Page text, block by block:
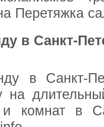
Перетяжка
в Санкт-
в Санкт-
на
комнат в